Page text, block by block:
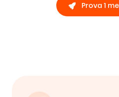
Prova 1